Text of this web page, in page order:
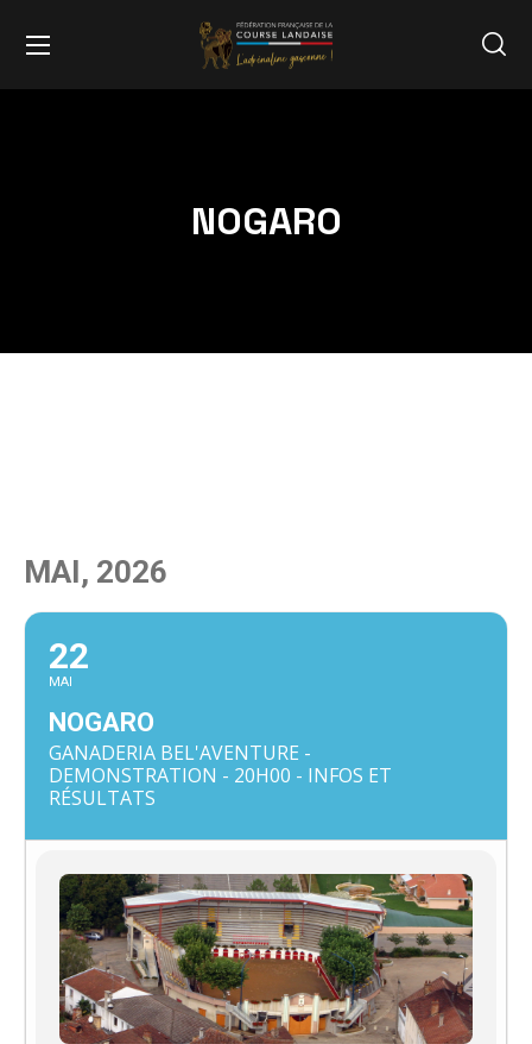
NOGARO
MAI, 2026
22
MAI
NOGARO
GANADERIA BEL'AVENTURE -
DEMONSTRATION - 20H00 - INFOS ET
RÉSULTATS